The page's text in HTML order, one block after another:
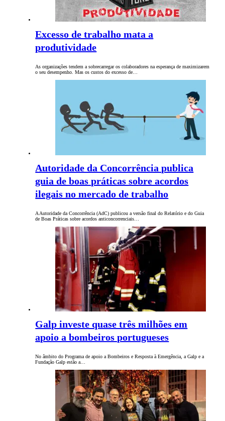
Excesso de trabalho mata a
produtividade
As organizações tendem a sobrecarregar os colaboradores na esperança de maximizarem
o seu desempenho. Mas os custos do excesso de…
Autoridade da Concorrência publica
guia de boas práticas sobre acordos
ilegais no mercado de trabalho
A Autoridade da Concorrência (AdC) publicou a versão final do Relatório e do Guia
de Boas Práticas sobre acordos anticoncorrenciais…
Galp investe quase três milhões em
apoio a bombeiros portugueses
No âmbito do Programa de apoio a Bombeiros e Resposta à Emergência, a Galp e a
Fundação Galp estão a…